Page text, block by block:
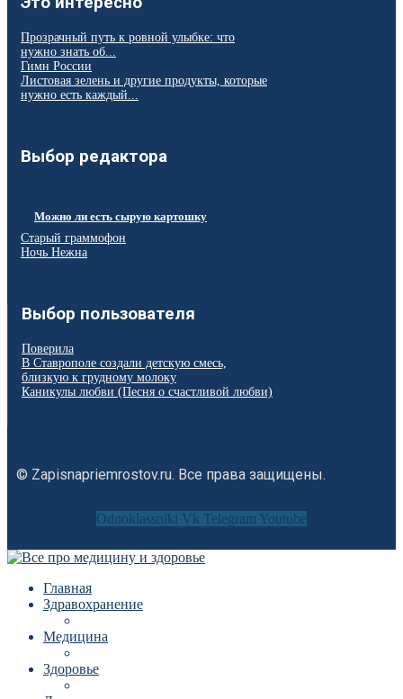
Прозрачный путь к ровной улыбке: что
нужно знать об...
Гимн России
Листовая зелень и другие продукты, которые
нужно есть каждый...
Выбор редактора
Можно ли есть сырую картошку
Старый граммофон
Ночь Нежна
Выбор пользователя
Поверила
В Ставрополе создали детскую смесь,
близкую к грудному молоку
Каникулы любви (Песня о счастливой любви)
© Zapisnapriemrostov.ru. Все права защищены.
Odnoklassniki Vk Telegram Youtube
Главная
Здравохранение
Медицина
Здоровье